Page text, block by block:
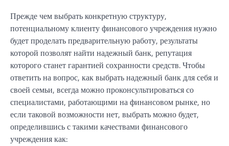
Прежде чем выбрать конкретную структуру,
потенциальному клиенту финансового учреждения нужно
будет проделать предварительную работу, результаты
которой позволят найти надежный банк, репутация
которого станет гарантией сохранности средств. Чтобы
ответить на вопрос, как выбрать надежный банк для себя и
своей семьи, всегда можно проконсультироваться со
специалистами, работающими на финансовом рынке, но
если таковой возможности нет, выбрать можно будет,
определившись с такими качествами финансового
учреждения как: